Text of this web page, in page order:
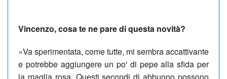
Vincenzo, cosa te ne pare di questa novità?
«Va sperimentata, come tutte, mi sembra accattivante
e potrebbe aggiungere un po' di pepe alla sfida per
la maglia rosa. Questi secondi di abbuono possono